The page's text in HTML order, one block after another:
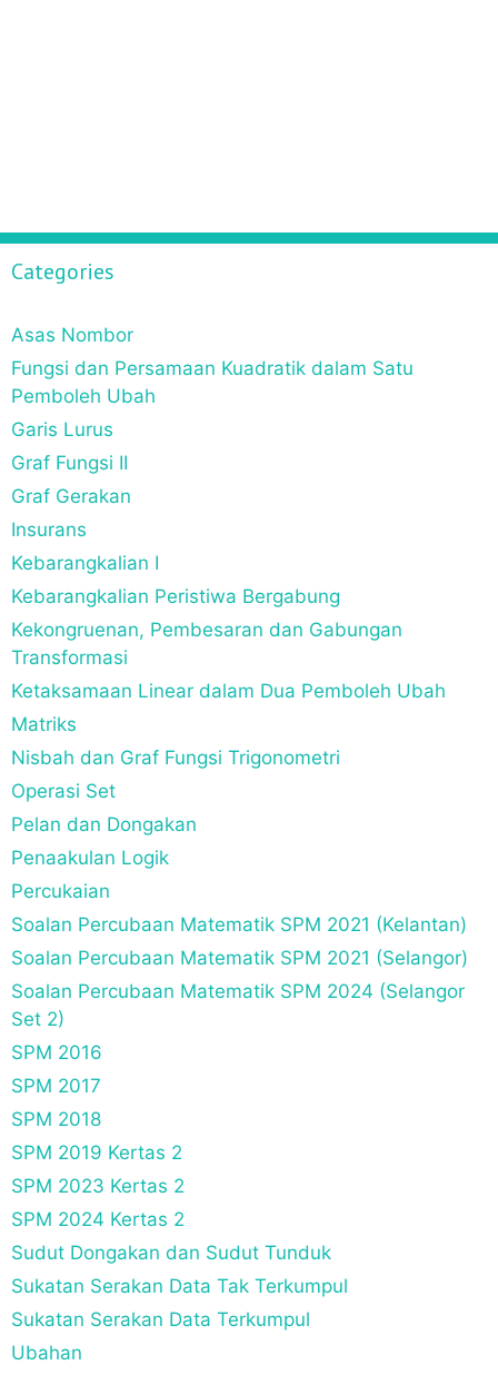
Categories
Asas Nombor
Fungsi dan Persamaan Kuadratik dalam Satu
Pemboleh Ubah
Garis Lurus
Graf Fungsi II
Graf Gerakan
Insurans
Kebarangkalian I
Kebarangkalian Peristiwa Bergabung
Kekongruenan, Pembesaran dan Gabungan
Transformasi
Ketaksamaan Linear dalam Dua Pemboleh Ubah
Matriks
Nisbah dan Graf Fungsi Trigonometri
Operasi Set
Pelan dan Dongakan
Penaakulan Logik
Percukaian
Soalan Percubaan Matematik SPM 2021 (Kelantan)
Soalan Percubaan Matematik SPM 2021 (Selangor)
Soalan Percubaan Matematik SPM 2024 (Selangor
Set 2)
SPM 2016
SPM 2017
SPM 2018
SPM 2019 Kertas 2
SPM 2023 Kertas 2
SPM 2024 Kertas 2
Sudut Dongakan dan Sudut Tunduk
Sukatan Serakan Data Tak Terkumpul
Sukatan Serakan Data Terkumpul
Ubahan